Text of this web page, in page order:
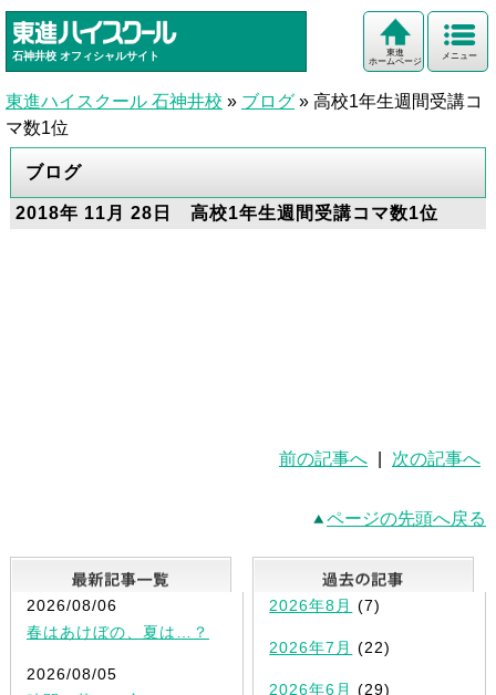
石神井校 オフィシャルサイト メニュー
東進
ホームページ
東進ハイスクール 石神井校 » ブログ » 高校1年生週間受講コ
マ数1位
ブログ
2018年 11月 28日 高校1年生週間受講コマ数1位
前の記事へ 次の記事へ
ページの先頭へ戻る
最新記事一覧
2026/08/06
春はあけぼの、夏は…？
2026/08/05
2026年8月 (7)
2026年7月 (22)
2026年6月 (29)